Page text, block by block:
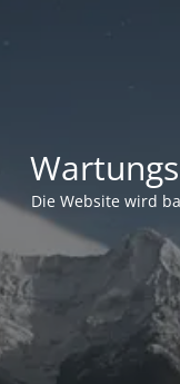
Die Website wird